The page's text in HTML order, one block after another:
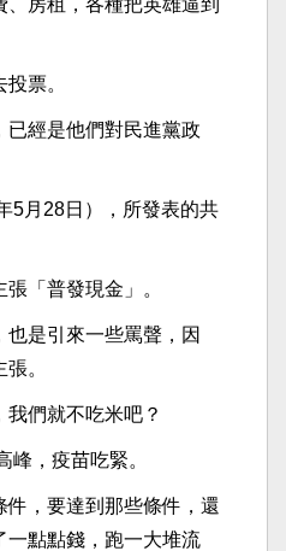
房租，各種把英雄逼到
票。
已經是他們對民進黨政
5月28日），所發表的共
「普發現金」。
是引來一些罵聲，因
。
們就不吃米吧？
峰，疫苗吃緊。
，要達到那些條件，還
一點點錢，跑一大堆流